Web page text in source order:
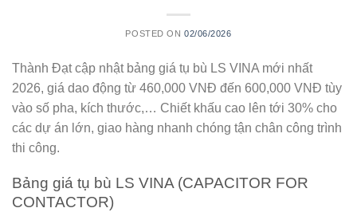
POSTED ON 02/06/2026
Thành Đạt cập nhật bảng giá tụ bù LS VINA mới nhất
2026, giá dao động từ 460,000 VNĐ đến 600,000 VNĐ tùy
vào số pha, kích thước,… Chiết khấu cao lên tới 30% cho
các dự án lớn, giao hàng nhanh chóng tận chân công trình
thi công.
Bảng giá tụ bù LS VINA (CAPACITOR FOR
CONTACTOR)